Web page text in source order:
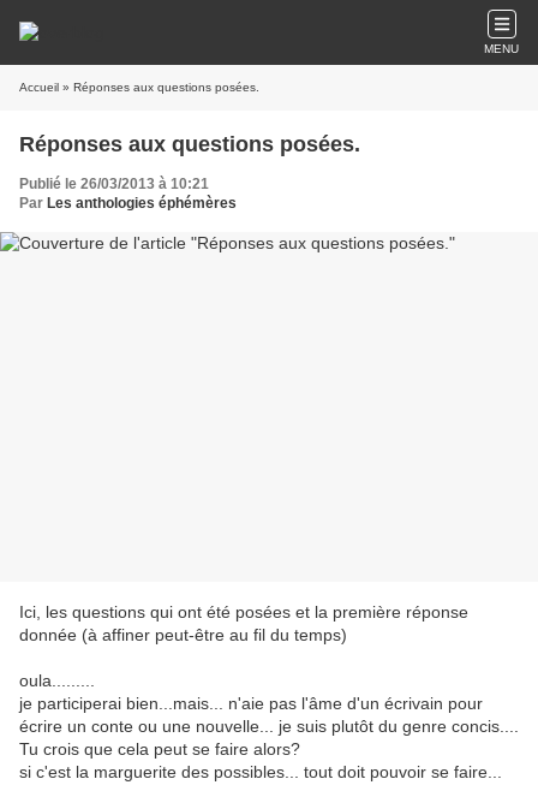
MENU
Accueil » Réponses aux questions posées.
Réponses aux questions posées.
Publié le 26/03/2013 à 10:21
Par Les anthologies éphémères
Ici, les questions qui ont été posées et la première réponse
donnée (à affiner peut-être au fil du temps)
oula.........
je participerai bien...mais... n'aie pas l'âme d'un écrivain pour
écrire un conte ou une nouvelle... je suis plutôt du genre concis....
Tu crois que cela peut se faire alors?
si c'est la marguerite des possibles... tout doit pouvoir se faire...